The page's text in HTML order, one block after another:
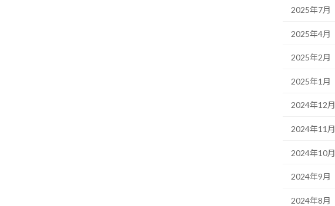
2025年7月
2025年4月
2025年2月
2025年1月
2024年12月
2024年11月
2024年10月
2024年9月
2024年8月